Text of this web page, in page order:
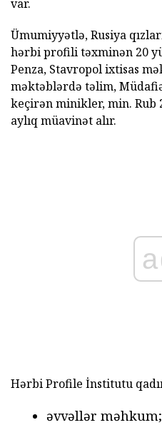
var.
Ümumiyyətlə, Rusiya
hərbi profili təxminən 20
Penza, Stavropol ixtisas
məktəblərdə təlim,
keçirən minikler, min. Rub
aylıq müavinət alır.
Hərbi Profile İnstitutu
əvvəllər məhkum;